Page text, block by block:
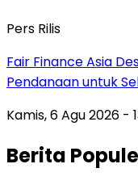
Pers Rilis
Fair Finance Asia
Pendanaan untuk
Kamis, 6 Agu 2026 -
Berita